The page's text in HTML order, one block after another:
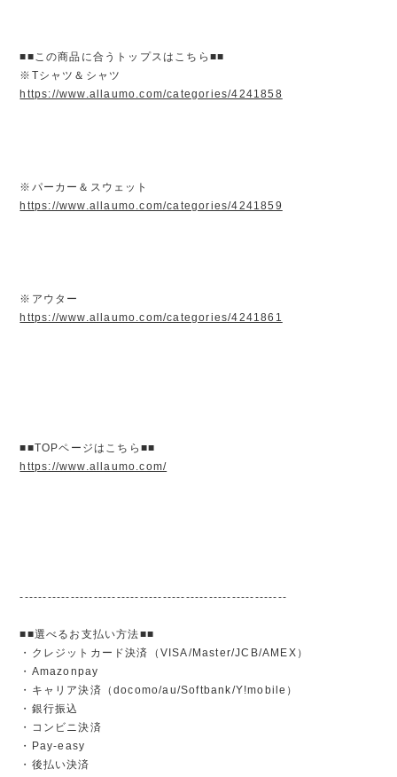
■■この商品に合うトップスはこちら■■
※Tシャツ＆シャツ
https://www.allaumo.com/categories/4241858
※パーカー＆スウェット
https://www.allaumo.com/categories/4241859
※アウター
https://www.allaumo.com/categories/4241861
■■TOPページはこちら■■
https://www.allaumo.com/
----------------------------------------------------------
■■選べるお支払い方法■■
・クレジットカード決済（VISA/Master/JCB/AMEX）
・Amazonpay
・キャリア決済（docomo/au/Softbank/Y!mobile）
・銀行振込
・コンビニ決済
・Pay-easy
・後払い決済